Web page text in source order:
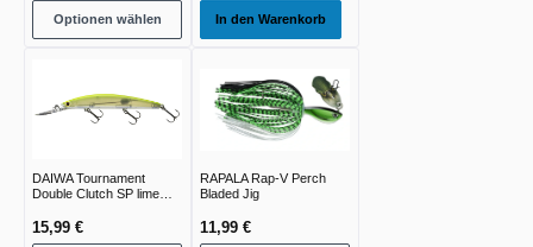
Optionen wählen In den Warenkorb
DAIWA Tournament
Double Clutch SP lime
15,99 €
RAPALA Rap-V Perch
Bladed Jig
11,99 €